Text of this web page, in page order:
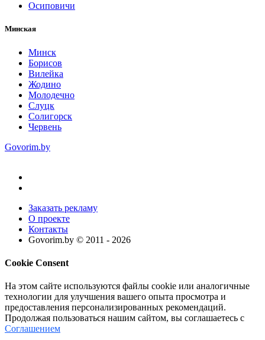
Осиповичи
Минская
Минск
Борисов
Вилейка
Жодино
Молодечно
Слуцк
Солигорск
Червень
Govorim.by
Заказать рекламу
О проекте
Контакты
Govorim.by © 2011 - 2026
Cookie Consent
На этом сайте используются файлы cookie или аналогичные
технологии для улучшения вашего опыта просмотра и
предоставления персонализированных рекомендаций.
Продолжая пользоваться нашим сайтом, вы соглашаетесь с
Соглашением